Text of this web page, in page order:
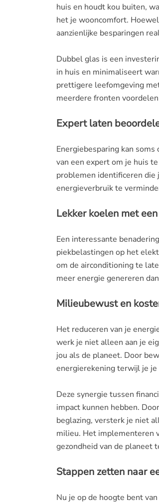
huis en houdt kou buiten,
het je wooncomfort.
aanzienlijke besparingen
Dubbel glas is een
in huis en minimaliseert
prettigere leefomgeving
meerdere fronten
Expert laten
Energiebesparing kan
van een expert om je huis
problemen identificeren die
energieverbruik te
Lekker koelen met
Een interessante
piekbelastingen op het
om de airconditioning te
meer energie genereren
Milieubewust en
Het reduceren van je
werk je niet alleen aan je
jou als de planeet. Door
energierekening terwijl je
Deze synergie tussen
impact kunnen hebben.
beglazing, versterk je niet
milieu. Het implementeren
gezondheid van de planeet
Stappen zetten naar
Nu je op de hoogte bent